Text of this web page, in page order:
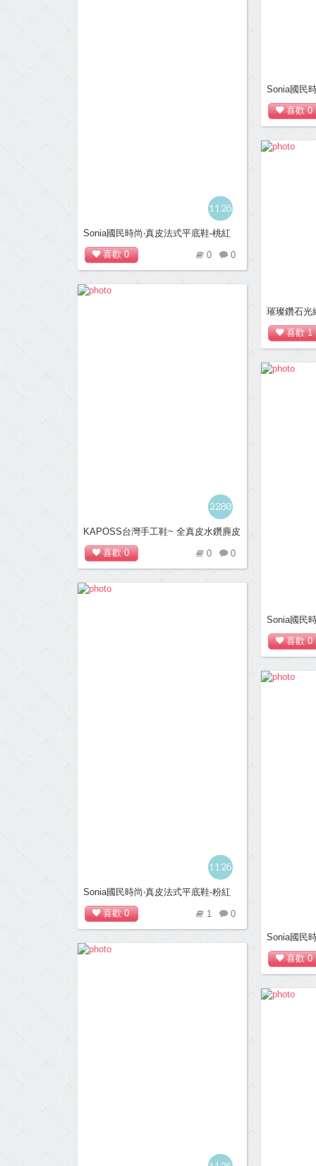
Sonia國民
喜歡0
1126
Sonia國民時尚‧真皮法式平底鞋-桃紅
喜歡0 0
0
璀璨鑽石光
喜歡1
2280
KAPOSS台灣手工鞋~ 全真皮水鑽麂皮
拼接魚口高跟鞋 (粉)
喜歡0 0
0
Sonia國民
喜歡0
1126
Sonia國民時尚‧真皮法式平底鞋-粉紅
喜歡0 0
1
Sonia國民
喜歡0